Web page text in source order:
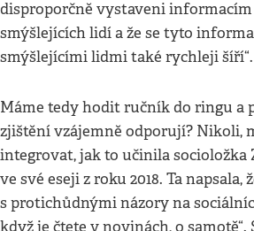
disproporčně vystaveni informacím
smýšlejících lidí a že se tyto
smýšlejícími lidmi také rychleji šíří“.
Máme tedy hodit ručník do ringu a
zjištění vzájemně odporují? Nikoli,
integrovat, jak to učinila socioložka
ve své eseji z roku 2018. Ta napsala,
s protichůdnými názory na
když je čtete v novinách, o samotě“.